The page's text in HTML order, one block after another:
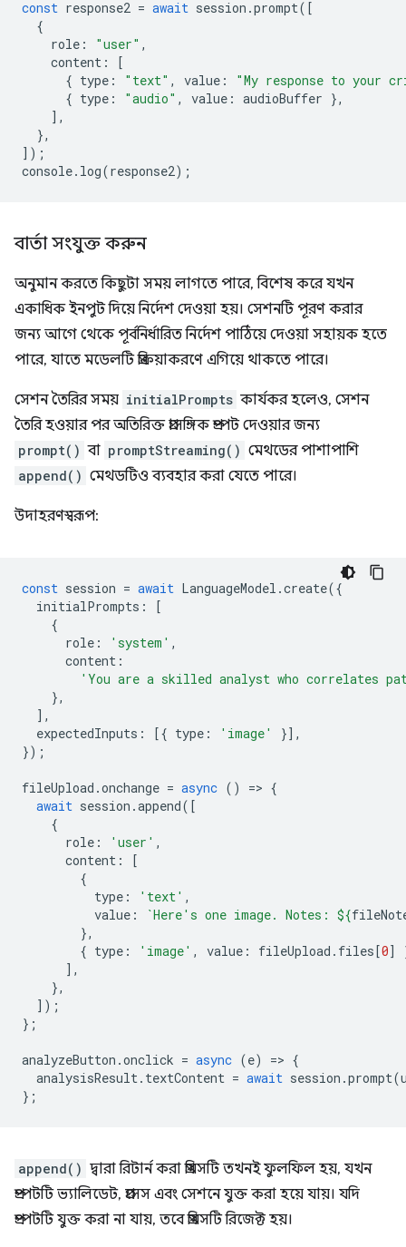
const response2 = await session .prompt([
{
role : "user" ,
content :
[
{ type : "text" , value :
"My response to your
{ type : "audio" , value : audioBuffer },
],
},
]);
console. log(response2);
বার্তা সংযুক্ত করুন
অনুমান করতে কিছুটা সময় লাগতে পারে, বিশেষ করে যখন
একাধিক ইনপুট দিয়ে নির্দেশ দেওয়া হয়। সেশনটি পূরণ করার
জন্য আগে থেকে পূর্বনির্ধারিত নির্দেশ পাঠিয়ে দেওয়া সহায়ক হতে
পারে, যাতে মডেলটি প্রক্রিয়াকরণে এগিয়ে থাকতে পারে।
সেশন তৈরির সময় initialPrompts কার্যকর হলেও, সেশন
তৈরি হওয়ার পর অতিরিক্ত প্রাসঙ্গিক প্রম্পট দেওয়ার জন্য
prompt() বা promptStreaming() মেথডের পাশাপাশি
append() মেথডটিও ব্যবহার করা যেতে পারে।
উদাহরণস্বরূপ:
const session = await LanguageModel .create({
initialPrompts :
[
{
role : 'system' ,
content :
'You are a skilled analyst who correlates
},
],
expectedInputs : [{ type : 'image'
}],
});
fileUpload .onchange = async () => {
await session .append([
{
role : 'user' ,
content :
[
{
type : 'text' ,
value : `Here's one image. Notes: ${
},
{ type : 'image' , value : fileUpload . files[0]
],
},
]);
};
analyzeButton .onclick = async (e) => {
analysisResult. textContent = await session .prompt(
};
append() দ্বারা রিটার্ন করা প্রমিসটি তখনই ফুলফিল হয়, যখন
প্রম্পটটি ভ্যালিডেট, প্রসেস এবং সেশনে যুক্ত করা হয়ে যায়। যদি
প্রম্পটটি যুক্ত করা না যায়, তবে প্রমিসটি রিজেক্ট হয়।